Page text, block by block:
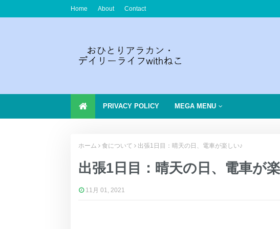
Home About Contact
PRIVACY POLICY MEGA MENU
ホーム 食について 出張1日目：晴天の日、電車が楽しい♪
出張1日目：晴天の日、電車が
11月 01, 2021